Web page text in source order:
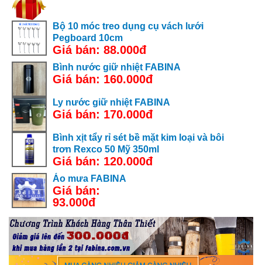
Bộ 10 móc treo dụng cụ vách lưới
Pegboard 10cm
Giá bán: 88.000đ
Bình nước giữ nhiệt FABINA
Giá bán: 160.000đ
Ly nước giữ nhiệt FABINA
Giá bán: 170.000đ
Bình xịt tẩy rỉ sét bề mặt kim loại và bôi
trơn Rexco 50 Mỹ 350ml
Giá bán: 120.000đ
Áo mưa FABINA
Giá bán:
93.000đ